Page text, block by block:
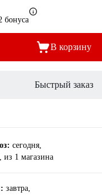
бонуса
В корзину
Быстрый заказ
сегодня,
, из 1 магазина
завтра,